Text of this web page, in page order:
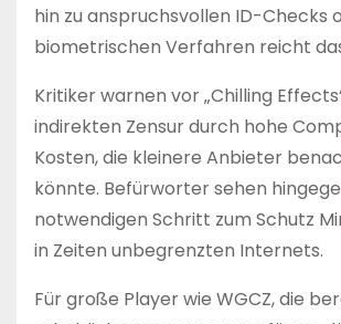
hin zu anspruchsvollen ID-Checks
biometrischen Verfahren reicht
Kritiker warnen vor „Chilling
indirekten Zensur durch hohe
Kosten, die kleinere Anbieter
könnte. Befürworter sehen
notwendigen Schritt zum Schutz
in Zeiten unbegrenzten Internets.
Für große Player wie WGCZ, die